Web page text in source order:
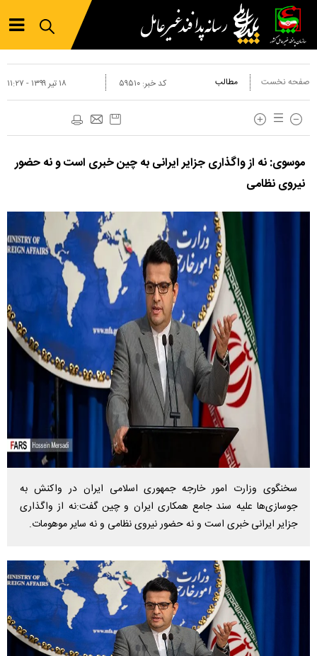
صفحه نخست مطالب ۱۸ تير ۱۳۹۹ - ۱۱:۲۷ کد خبر: ۵۹۵۱۰
موسوی: نه از واگذاری جزایر ایرانی به چین خبری است و نه حضور
نیروی نظامی
سخنگوی وزارت امور خارجه جمهوری اسلامی ایران در واکنش به
جوسازی‌ها علیه سند جامع همکاری ایران و چین گفت:نه از واگذاری
جزایر ایرانی خبری است و نه حضور نیروی نظامی و نه سایر موهومات.